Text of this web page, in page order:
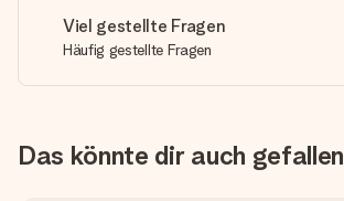
Viel gestellte Fragen
Häufig gestellte Fragen
Das könnte dir auch gefallen